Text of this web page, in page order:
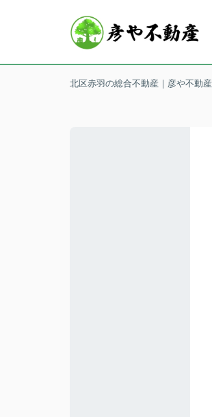
北区赤羽の総合不動産｜彦や不動産